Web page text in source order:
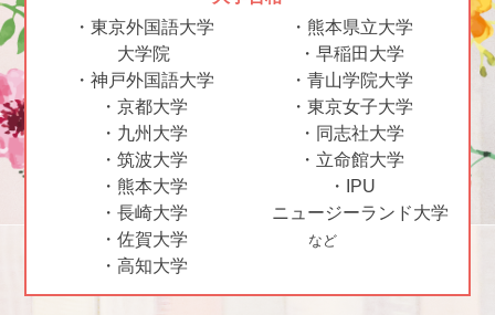
・東京外国語大学
大学院
・神戸外国語大学
・京都大学
・九州大学
・筑波大学
・熊本大学
・長崎大学
・佐賀大学
・高知大学
・熊本県立大学
・早稲田大学
・青山学院大学
・東京女子大学
・同志社大学
・立命館大学
・IPU
ニュージーランド大学
など